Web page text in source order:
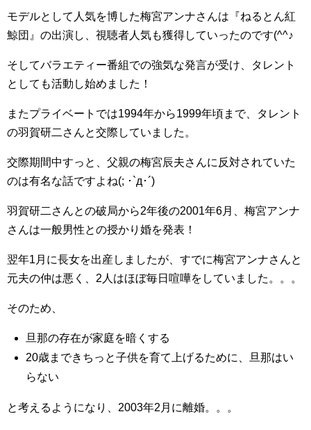
モデルとして人気を博した梅宮アンナさんは『ねるとん紅
鯨団』の出演し、視聴者人気も獲得していったのです(^^♪
そしてバラエティー番組での強気な発言が受け、タレント
としても活動し始めました！
またプライベートでは1994年から1999年頃まで、タレント
の羽賀研二さんと交際していました。
交際期間中すっと、父親の梅宮辰夫さんに反対されていた
のは有名な話ですよね(; ･`д･´)
羽賀研二さんとの破局から2年後の2001年6月、梅宮アンナ
さんは一般男性との授かり婚を発表！
翌年1月に長女を出産しましたが、すでに梅宮アンナさんと
元夫の仲は悪く、2人はほぼ毎日喧嘩をしていました。。。
そのため、
旦那の存在が家庭を暗くする
20歳まできちっと子供を育て上げるために、旦那はい
らない
と考えるようになり、2003年2月に離婚。。。